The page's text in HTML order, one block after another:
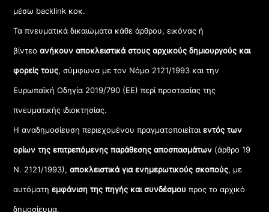
μέσω backlink κοκ.
Τα πνευματικά δικαιώματα κάθε άρθρου, εικόνας ή
βίντεοανήκουν αποκλειστικά στους αρχικούς δημιουργούς και
φορείς τους, σύμφωνα με τον Νόμο 2121/1993 και την
Ευρωπαϊκή Οδηγία 2019/790 (ΕΕ) περί προστασίας της
πνευματικής ιδιοκτησίας.
Η αναδημοσίευση περιεχομένου πραγματοποιείταιεντός των
ορίων της επιτρεπόμενης παράθεσης αποσπασμάτων (άρθρο 19
Ν. 2121/1993), αποκλειστικά για ενημερωτικούς σκοπούς, με
αυτόματηεμφάνιση της πηγής και συνδέσμου προς το αρχικό
δημοσίευμα.